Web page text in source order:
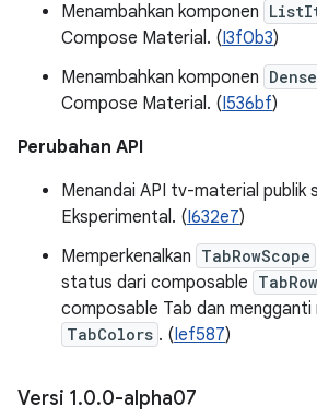
Menambahkan komponen
Compose Material. (I3f0b3)
Menambahkan komponen
Compose Material. (I536bf)
Perubahan API
Menandai API tv-material publik
Eksperimental. (I632e7)
Memperkenalkan TabRowScope
status dari composable TabRow
composable Tab dan
TabColors . (Ief587)
Versi 1.0.0-alpha07